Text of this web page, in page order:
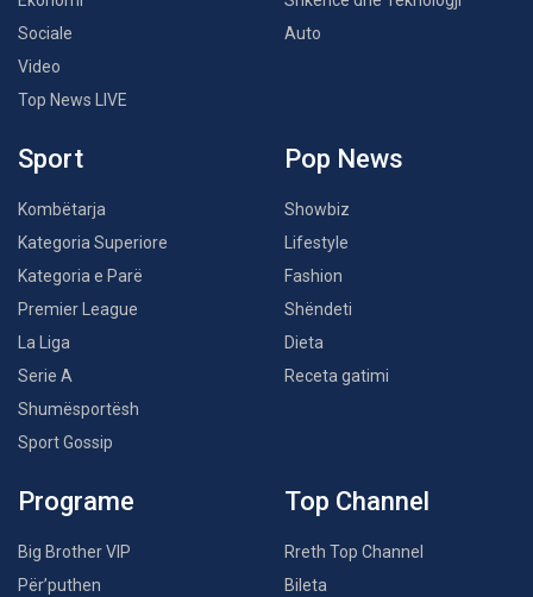
Sociale
Video
Top News LIVE
Auto
Sport
Kombëtarja
Kategoria Superiore
Kategoria e Parë
Premier League
La Liga
Serie A
Shumësportësh
Sport Gossip
Pop News
Showbiz
Lifestyle
Fashion
Shëndeti
Dieta
Receta gatimi
Programe
Big Brother VIP
Për’puthen
Top Channel
Rreth Top Channel
Bileta